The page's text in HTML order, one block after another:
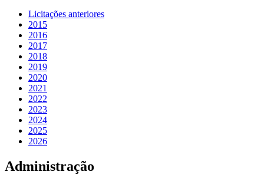
Licitações anteriores
2015
2016
2017
2018
2019
2020
2021
2022
2023
2024
2025
2026
Administração